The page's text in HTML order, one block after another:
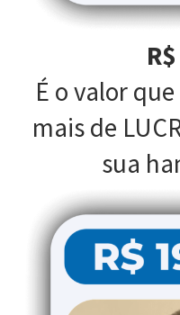
É o valor
mais de
sua